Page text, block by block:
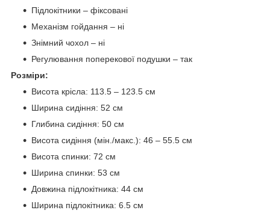
Підлокітники – фіксовані
Механізм гойдання – ні
Знімний чохол – ні
Регулювання поперекової подушки – так
Розміри:
Висота крісла: 113.5 – 123.5 см
Ширина сидіння: 52 см
Глибина сидіння: 50 см
Висота сидіння (мін./макс.): 46 – 55.5 см
Висота спинки: 72 см
Ширина спинки: 53 см
Довжина підлокітника: 44 см
Ширина підлокітника: 6.5 см